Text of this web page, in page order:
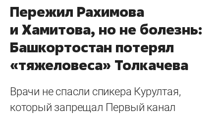
Пережил Рахимова
и Хамитова, но не болезнь:
Башкортостан потерял
«тяжеловеса» Толкачева
Врачи не спасли спикера Курултая,
который запрещал Первый канал